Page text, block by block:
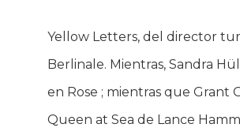
Yellow Letters, del director
Berlinale. Mientras, Sandra
en Rose ; mientras que Grant
Queen at Sea de Lance